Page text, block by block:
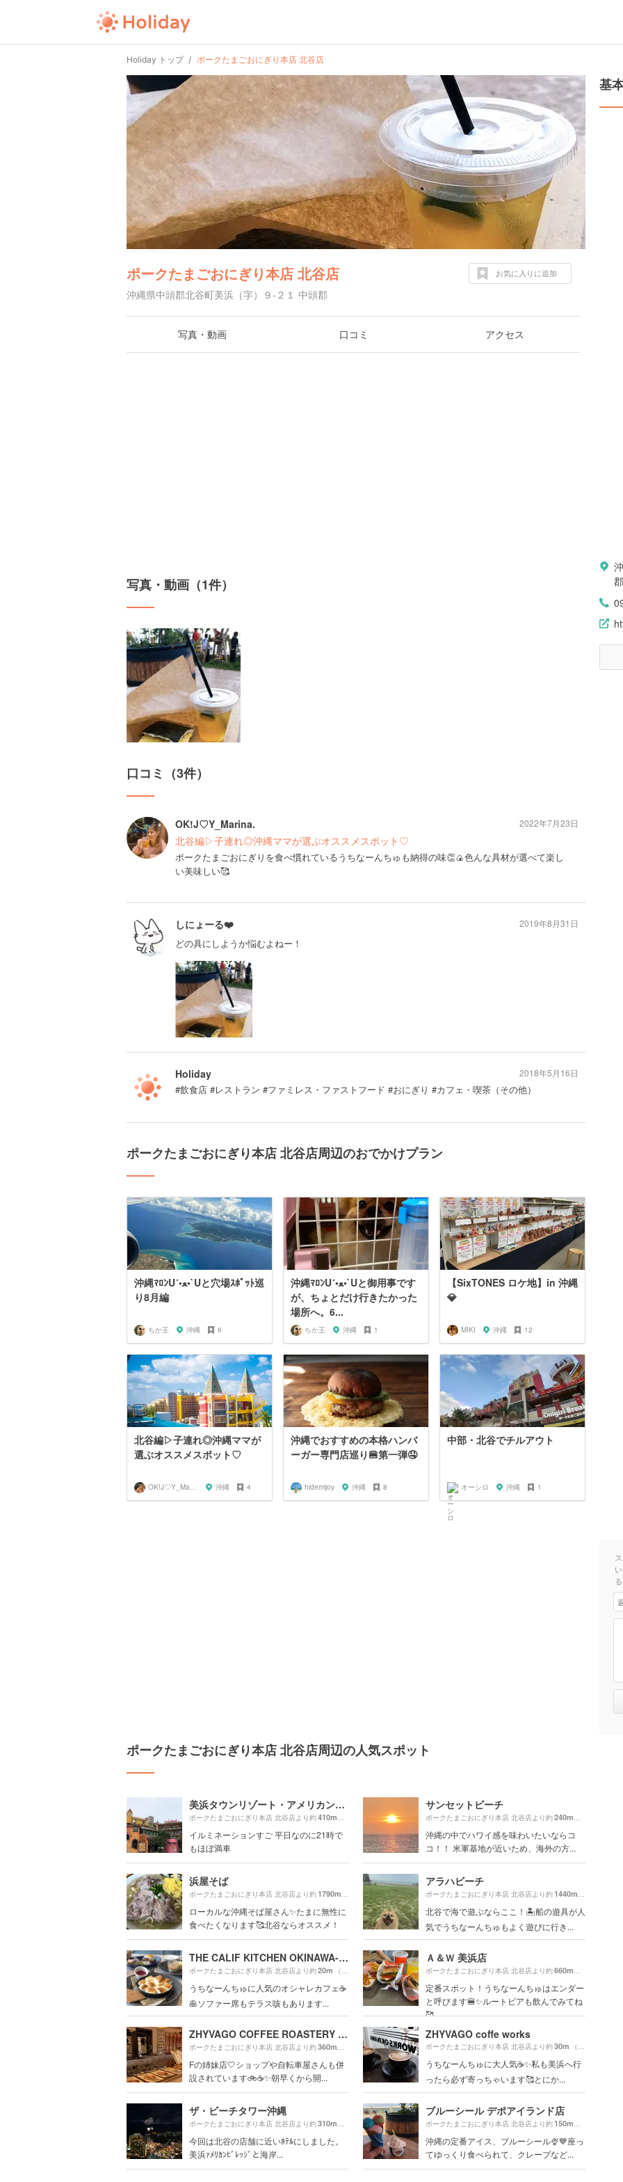
Holiday トップ ポークたまごおにぎり本店 北谷店
ポークたまごおにぎり本店 北谷店
沖縄県中頭郡北谷町美浜（字）９-２１ 中頭郡
お気に入りに追加
写真・動画 口コミ アクセス
写真・動画（1件）
口コミ（3件）
OK!J♡Y_Marina.
北谷編▷子連れ◎沖縄ママが選ぶオススメスポット♡
ポークたまごおにぎりを食べ慣れているうちなーんちゅも納得の味👏🍙色んな具材が選べて楽し
い美味しい🥰
2022年7月23日
しにょーる❤️
どの具にしようか悩むよねー！
2019年8月31日
Holiday
#飲食店 #レストラン #ファミレス・ファストフード #おにぎり #カフェ・喫茶（その他）
2018年5月16日
ポークたまごおにぎり本店 北谷店周辺のおでかけプラン
沖縄ﾏﾛﾝU´•ﻌ•`Uと穴場ｽﾎﾟｯﾄ巡
り8月編
ちか王 沖縄 6
沖縄ﾏﾛﾝU´•ﻌ•`Uと御用事です
が、ちょとだけ行きたかった
場所へ。6...
ちか王 沖縄 1
【SixTONES ロケ地】in 沖縄
💎
MIKI 沖縄 12
北谷編▷子連れ◎沖縄ママが
選ぶオススメスポット♡
OK!J♡Y_Marina. 沖縄 4
沖縄でおすすめの本格ハンバ
ーガー専門店巡り🍔第一弾🤤
hidemijoy 沖縄 8
中部・北谷でチルアウト
オーシロ 沖縄 1
ポークたまごおにぎり本店 北谷店周辺の人気スポット
美浜タウンリゾート・アメリカンビレッジ
ポークたまごおにぎり本店 北谷店より約410m （徒歩7分）
イルミネーションすご 平日なのに21時で
もほぼ満車
サンセットビーチ
ポークたまごおにぎり本店 北谷店より約240m （徒歩4分）
沖縄の中でハワイ感を味わいたいならコ
コ！！ 米軍基地が近いため、海外の方...
浜屋そば
ポークたまごおにぎり本店 北谷店より約1790m （徒歩30分）
ローカルな沖縄そば屋さん✨たまに無性に
食べたくなります🥰北谷ならオススメ！
アラハビーチ
ポークたまごおにぎり本店 北谷店より約1440m （徒歩24分）
北谷で海で遊ぶならここ！🏝船の遊具が人
気でうちなーんちゅもよく遊びに行き...
THE CALIF KITCHEN OKINAWA-ザ・カリフキッチン沖縄-
ポークたまごおにぎり本店 北谷店より約20m （徒歩1分）
うちなーんちゅに人気のオシャレカフェ☕️
🥞ソファー席もテラス咳もあります...
Ａ＆Ｗ 美浜店
ポークたまごおにぎり本店 北谷店より約660m （徒歩11分）
定番スポット！うちなーんちゅはエンダー
と呼びます🍔✨ルートビアも飲んでみてね
🥰
ZHYVAGO COFFEE ROASTERY （ジバゴコーヒーローステリー）北谷町美浜
ポークたまごおにぎり本店 北谷店より約360m （徒歩7分）
Fの姉妹店🤍ショップや自転車屋さんも併
設されています🚲☕️✨朝早くから開...
ZHYVAGO coffe works
ポークたまごおにぎり本店 北谷店より約30m （徒歩1分）
うちなーんちゅに大人気☕️✨私も美浜へ行
ったら必ず寄っちゃいます🥰とにか...
ザ・ビーチタワー沖縄
ポークたまごおにぎり本店 北谷店より約310m （徒歩6分）
今回は北谷の店舗に近いﾎﾃﾙにしました。
美浜ｧﾒﾘｶﾝﾋﾞﾚｯｼﾞと海岸...
ブルーシール デポアイランド店
ポークたまごおにぎり本店 北谷店より約150m （徒歩3分）
沖縄の定番アイス、ブルーシール🍨💙座っ
てゆっくり食べられて、クレープなど...
基
郡